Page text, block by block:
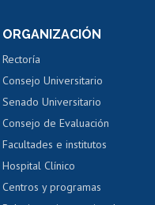
Perfeccionamiento
Evaluación docente
Calificación académica
Postulación al AUCAI
Tarjeta TUI
ORGANIZACIÓN
Rectoría
Consejo Universitario
Senado Universitario
Consejo de Evaluación
Facultades e institutos
Hospital Clínico
Centros y programas